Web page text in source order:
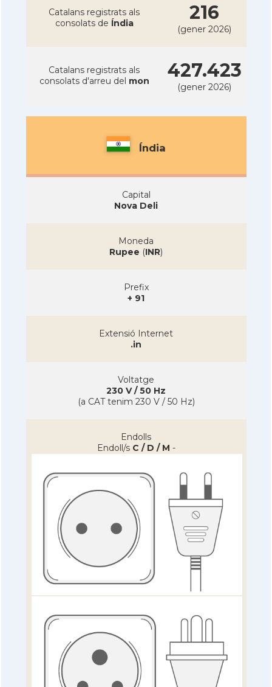
Catalans registrats als
consolats de Índia 216
(gener 2026)
Catalans registrats als
consolats d'arreu del mon 427.423
(gener 2026)
Índia
Capital
Nova Deli
Moneda
Rupee (INR)
Prefix
+ 91
Extensió Internet
.in
Voltatge
230 V / 50 Hz
(a CAT tenim 230 V / 50 Hz)
Endolls
Endoll/s C / D / M -